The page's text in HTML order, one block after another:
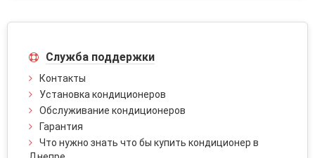
Служба поддержки
Контакты
Установка кондиционеров
Обслуживание кондиционеров
Гарантия
Что нужно знать что бы купить кондиционер в